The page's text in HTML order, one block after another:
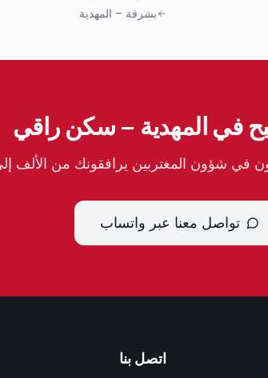
بشرفة – المهدية
في المهدية – سكن راقي
في شؤون المغتربين يرافقونك من الألف إلى
تواصل معنا عبر واتساب
اتصل بنا